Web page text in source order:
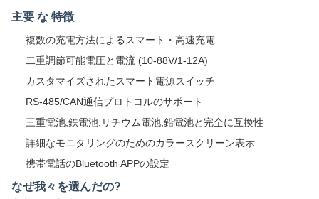
主要 な 特徴
複数の充電方法によるスマート・高速充電
二重調節可能電圧と電流 (10-88V/1-12A)
カスタマイズされたスマート電源スイッチ
RS-485/CAN通信プロトコルのサポート
三重電池,鉄電池,リチウム電池,鉛電池と完全に互換性
詳細なモニタリングのためのカラースクリーン表示
携帯電話のBluetooth APPの設定
なぜ我々を選んだの?